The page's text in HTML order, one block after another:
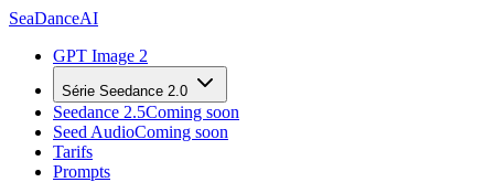
SeaDanceAI
GPT Image 2
Série Seedance 2.0
Seedance 2.5Coming soon
Seed AudioComing soon
Tarifs
Prompts